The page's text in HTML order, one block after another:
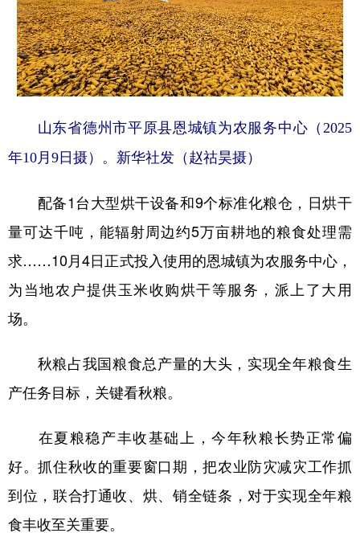
山东省德州市平原县恩城镇为农服务中心（2025
年10月9日摄）。新华社发（赵祜昊摄）
配备1台大型烘干设备和9个标准化粮仓，日烘干
量可达千吨，能辐射周边约5万亩耕地的粮食处理需
求……10月4日正式投入使用的恩城镇为农服务中心，
为当地农户提供玉米收购烘干等服务，派上了大用
场。
秋粮占我国粮食总产量的大头，实现全年粮食生
产任务目标，关键看秋粮。
在夏粮稳产丰收基础上，今年秋粮长势正常偏
好。抓住秋收的重要窗口期，把农业防灾减灾工作抓
到位，联合打通收、烘、销全链条，对于实现全年粮
食丰收至关重要。